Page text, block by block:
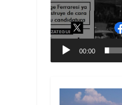
00:00